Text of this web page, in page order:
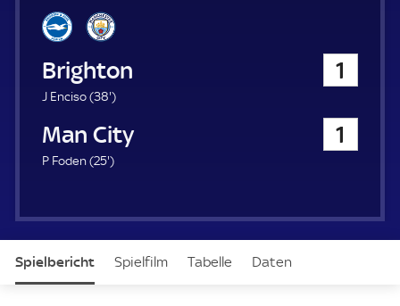
Brighton & Hove 1
J Enciso (38'3
.
i
t
e
)
Manchester City 1
P Foden (25'2
u
)
Spielbericht Spielfilm Tabelle Daten